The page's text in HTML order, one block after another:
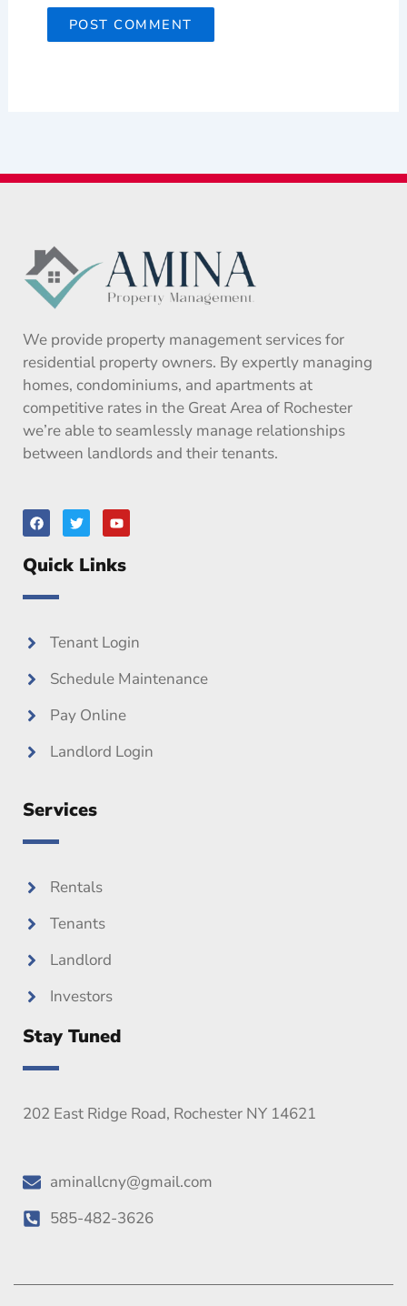
We provide property management services for
residential property owners. By expertly managing
homes, condominiums, and apartments at
competitive rates in the Great Area of Rochester
we’re able to seamlessly manage relationships
between landlords and their tenants.
F
a
c
e
b
o
T
w
i
Y
o
u
u
Quick Links
Tenant Login
Schedule Maintenance
Pay Online
Landlord Login
Services
Rentals
Tenants
Landlord
Investors
Stay Tuned
202 East Ridge Road, Rochester NY 14621
aminallcny@gmail.com
585-482-3626